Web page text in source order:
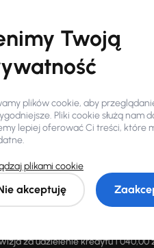
placówkach Autocentrum
promocja, ze zniżką
Liczba samochodów objętych
łączyć z innymi aktualnie
pracowników AAA
oferty ani zapewnienia w
placówkach Autocentrum
przykład:
po 1079,43zł. Okres
za udzielenie kredytu 1
Twoją
plików cookie, aby
Pliki cookie służą nam
lepiej oferować Ci treści, które
plikami cookie
akceptuję